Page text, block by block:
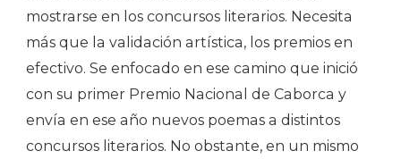
mostrarse en los concursos literarios. Necesita
más que la validación artística, los premios en
efectivo. Se enfocado en ese camino que inició
con su primer Premio Nacional de Caborca y
envía en ese año nuevos poemas a distintos
concursos literarios. No obstante, en un mismo